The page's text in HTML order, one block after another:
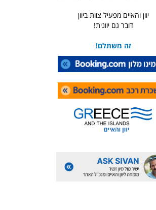
יוון והאיים מפעיל צוות ביוון
דובר גם יוונית!
זה משתלם!